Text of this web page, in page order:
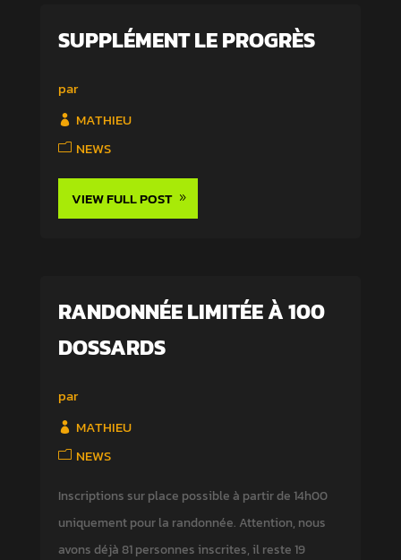
SUPPLÉMENT LE PROGRÈS
par
MATHIEU
NEWS
VIEW FULL POST
RANDONNÉE LIMITÉE À 100
DOSSARDS
par
MATHIEU
NEWS
Inscriptions sur place possible à partir de 14h00
uniquement pour la randonnée. Attention, nous
avons déjà 81 personnes inscrites, il reste 19